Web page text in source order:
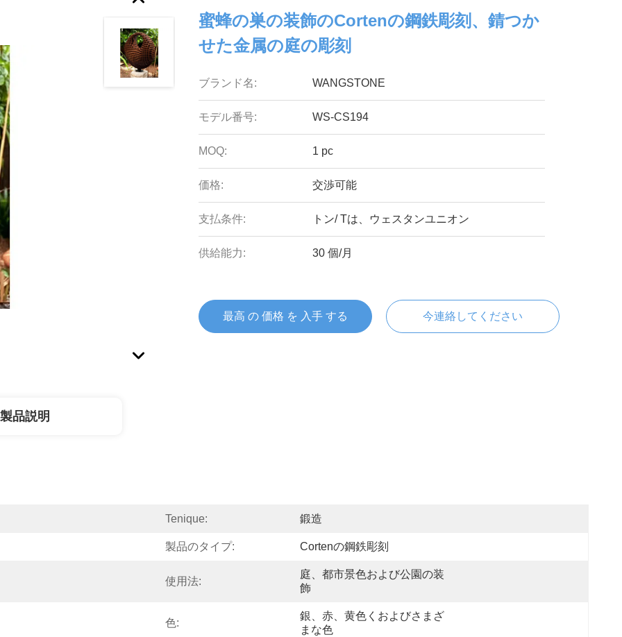
蜜蜂の巣の装飾のCortenの鋼鉄彫刻、錆つか
せた金属の庭の彫刻
ブランド名: WANGSTONE
モデル番号: WS-CS194
MOQ: 1 pc
価格: 交渉可能
支払条件: トン/ Tは、ウェスタンユニオン
供給能力: 30 個/月
最高 の 価格 を 入手 する 今連絡してください
製品説明
Tenique: 鍛造
製品のタイプ: Cortenの鋼鉄彫刻
使用法:
庭、都市景色および公園の装
飾
色:
銀、赤、黄色くおよびさまざ
まな色